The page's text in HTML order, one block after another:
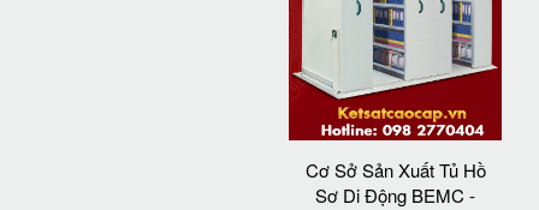
Cơ Sở Sản Xuất Tủ Hồ
Sơ Di Động BEMC -